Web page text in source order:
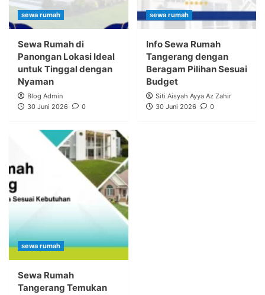
sewa rumah
Sewa Rumah di
Panongan Lokasi Ideal
untuk Tinggal dengan
Nyaman
Blog Admin
30 Juni 2026
0
sewa rumah
Info Sewa Rumah
Tangerang dengan
Beragam Pilihan Sesuai
Budget
Siti Aisyah Ayya Az Zahir
30 Juni 2026
0
sewa rumah
Sewa Rumah
Tangerang Temukan